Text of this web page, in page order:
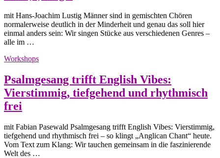
mit Hans-Joachim Lustig Männer sind in gemischten Chören
normalerweise deutlich in der Minderheit und genau das soll hier
einmal anders sein: Wir singen Stücke aus verschiedenen Genres –
alle im …
Workshops
Psalmgesang trifft English Vibes:
Vierstimmig, tiefgehend und rhythmisch
frei
mit Fabian Pasewald Psalmgesang trifft English Vibes: Vierstimmig,
tiefgehend und rhythmisch frei – so klingt „Anglican Chant“ heute.
Vom Text zum Klang: Wir tauchen gemeinsam in die faszinierende
Welt des …